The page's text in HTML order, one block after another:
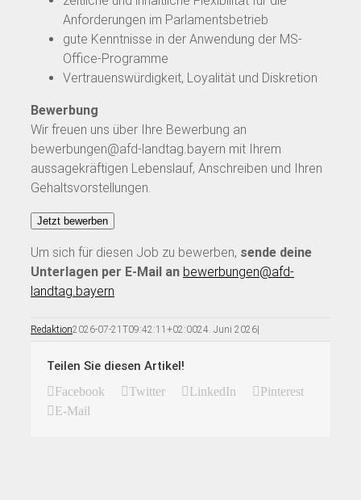
Anforderungen im Parlamentsbetrieb
gute Kenntnisse in der Anwendung der MS-
Office-Programme
Vertrauenswürdigkeit, Loyalität und Diskretion
Bewerbung
Wir freuen uns über Ihre Bewerbung an
bewerbungen@afd-landtag.bayern mit Ihrem
aussagekräftigen Lebenslauf, Anschreiben und Ihren
Gehaltsvorstellungen.
Um sich für diesen Job zu bewerben, sende deine
Unterlagen per E-Mail an bewerbungen@afd-
landtag.bayern
Redaktion2026-07-21T09:42:11+02:0024. Juni 2026|
Teilen Sie diesen Artikel!
Facebook Twitter LinkedIn
Pinterest
E-Mail